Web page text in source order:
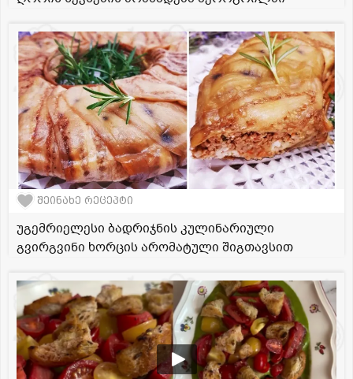
შეინახე რეცეპტი
უგემრიელესი ბადრიჯნის კულინარიული
გვირგვინი ხორცის არომატული შიგთავსით